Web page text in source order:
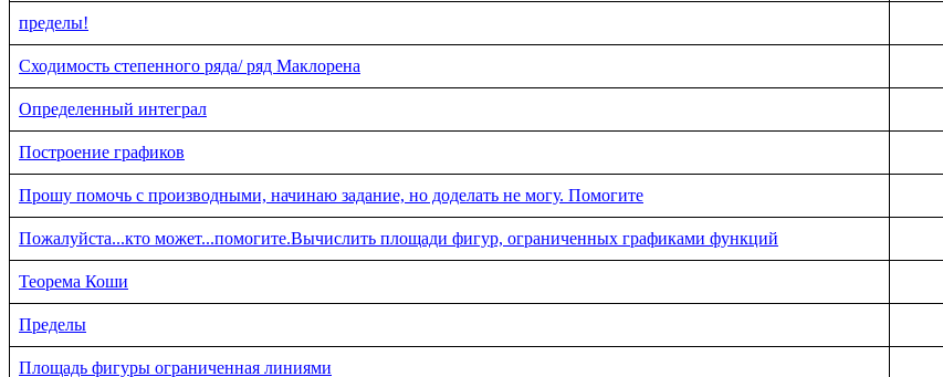
пределы!
Сходимость степенного ряда/ ряд Маклорена
Определенный интеграл
Построение графиков
Прошу помочь с производными, начинаю задание, но доделать не могу. Помогите
Пожалуйста...кто может...помогите.Вычислить площади фигур, ограниченных графиками функций
Теорема Коши
Пределы
Площадь фигуры ограниченная линиями